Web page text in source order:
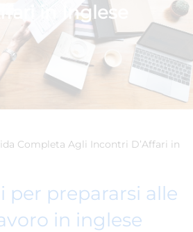
in Inglese
Completa Agli Incontri D’Affari in
per prepararsi alle
in inglese